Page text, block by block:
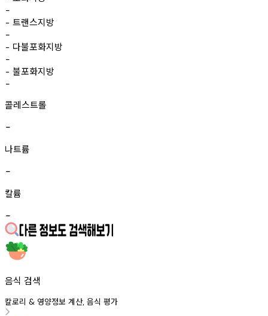
-
- 트랜스지방
-
- 다불포화지방
-
- 불포화지방
-
콜레스트롤
-
나트륨
-
칼륨
-
음식 검색
칼로리 & 영양정보 계산, 음식 평가